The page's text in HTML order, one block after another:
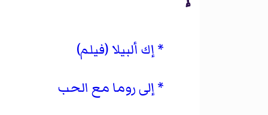
إك ألبيلا (فيلم)
إلى روما مع الحب